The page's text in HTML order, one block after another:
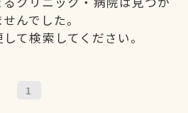
せんでした。
て検索してください。
1